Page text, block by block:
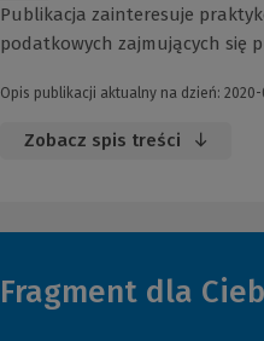
Publikacja zainteresuje
podatkowych zajmujących się
Opis publikacji aktualny na dzień: 2020-
Zobacz spis treści
Fragment dla